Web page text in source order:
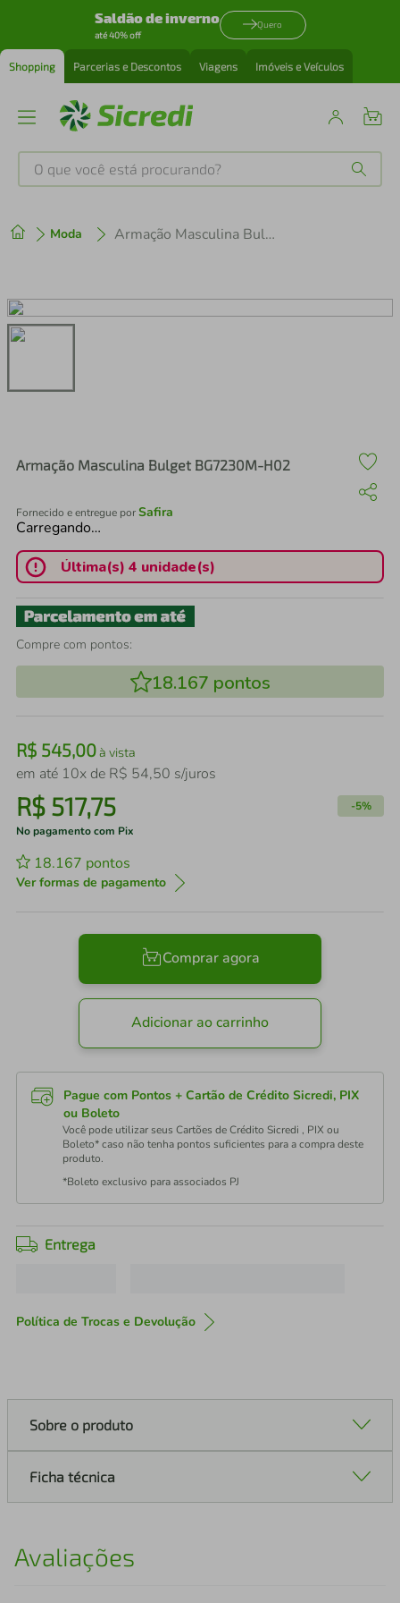
Saldão de inverno
até 40% off
Quero
Shopping Parcerias e Descontos Viagens Imóveis e Veículos
O que você está procurando?
Moda Armação Masculina Bulget BG7230M-H02
Armação Masculina Bulget BG7230M-H02
Fornecido e entregue porSafira
Carregando…
Última(s) 4 unidade(s)
Compre com pontos:
18.167 pontos
R$ 545,00à vista
em até 10x de R$ 54,50 s/juros
R$ 517,75 -5%
No pagamento com Pix
18.167 pontos
Ver formas de pagamento
Comprar agora
Adicionar ao carrinho
Pague com Pontos + Cartão de Crédito Sicredi, PIX
ou Boleto
Você pode utilizar seus Cartões de Crédito Sicredi , PIX ou
Boleto* caso não tenha pontos suficientes para a compra deste
produto.
*Boleto exclusivo para associados PJ
Entrega
Política de Trocas e Devolução
Sobre o produto
Ficha técnica
Avaliações
2º cafeteira